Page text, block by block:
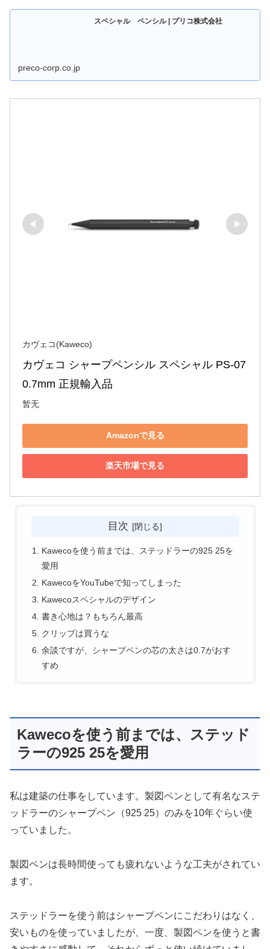
スペシャル ペンシル | プリコ株式会社
preco-corp.co.jp
カヴェコ(Kaweco)
カヴェコ シャープペンシル スペシャル PS-07
0.7mm 正規輸入品
暂无
Amazonで見る
楽天市場で見る
目次
Kawecoを使う前までは、ステッドラーの925 25を
愛用
KawecoをYouTubeで知ってしまった
Kawecoスペシャルのデザイン
書き心地は？もちろん最高
クリップは買うな
余談ですが、シャープペンの芯の太さは0.7がおす
すめ
Kawecoを使う前までは、ステッド
ラーの925 25を愛用
私は建築の仕事をしています。製図ペンとして有名なステ
ッドラーのシャープペン（925 25）のみを10年ぐらい使
っていました。
製図ペンは長時間使っても疲れないような工夫がされてい
ます。
ステッドラーを使う前はシャープペンにこだわりはなく、
安いものを使っていましたが、一度、製図ペンを使うと書